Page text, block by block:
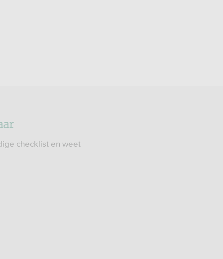
checklist en weet